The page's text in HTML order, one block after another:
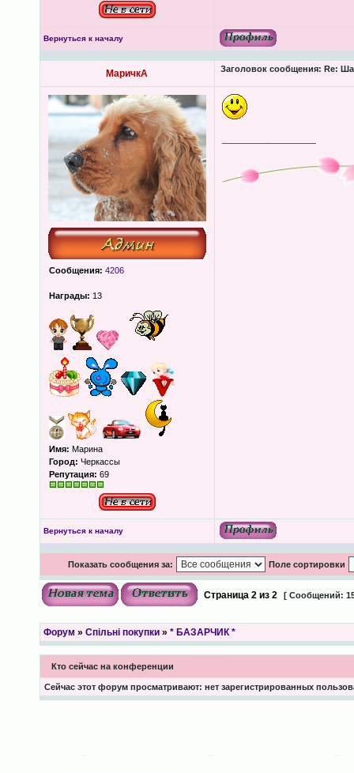
Вернуться к началу
МаричкА Заголовок сообщения: Re:
Сообщения: 4206
Награды: 13
Имя: Марина
Город: Черкассы
Репутация: 69
Вернуться к началу
Показать сообщения за: Поле сортировки
Страница 2из 2 [ Сообщений:
Форум » Спільні покупки» * БАЗАРЧИК *
Кто сейчас на конференции
Сейчас этот форум просматривают: нет зарегистрированных